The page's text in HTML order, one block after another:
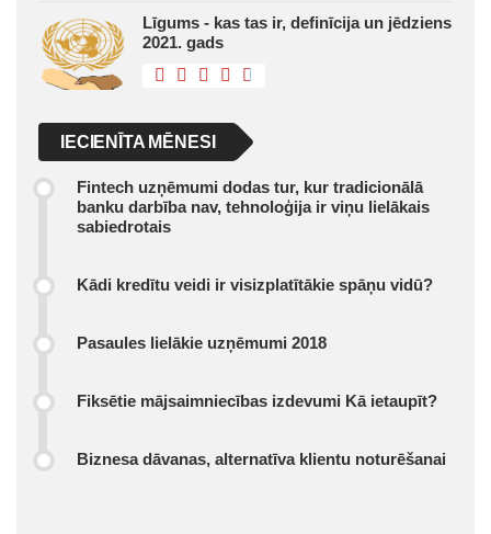
Līgums - kas tas ir, definīcija un jēdziens
2021. gads
IECIENĪTA MĒNESI
Fintech uzņēmumi dodas tur, kur tradicionālā
banku darbība nav, tehnoloģija ir viņu lielākais
sabiedrotais
Kādi kredītu veidi ir visizplatītākie spāņu vidū?
Pasaules lielākie uzņēmumi 2018
Fiksētie mājsaimniecības izdevumi Kā ietaupīt?
Biznesa dāvanas, alternatīva klientu noturēšanai